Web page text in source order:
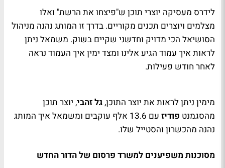
לידרס מעסיקה יוצרי תוכן ש"פיצחו את הרשת" ואלו
מצלמים ויוצרים תכנים מקוריים. בדרך זו המותג נהנה מניהול
הסושיאל הכי מדויק וחדשני שקיים בשוק. משמאל ניתן
לראות איך עמוד הגיע אלינו ומצד ימין איך העמוד נראה
לאחר חודש פעילות.
מימין ניתן לראות את יוצר התוכן,גל זהבי, יוצר תוכן
מהסגמנט פודיז
עם 13.6 אלף עוקבים ומשמאל איך המותג
נהנה מהכשרון והסטייל שלו.
מסוכנות משפיענים למשרד פרסום של הדור החדש